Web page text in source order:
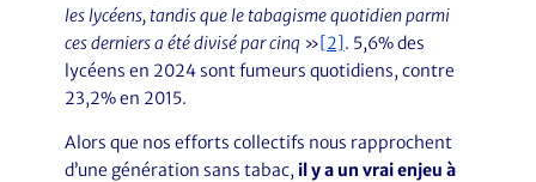
les lycéens, tandis que le tabagisme quotidien parmi
ces derniers a été divisé par cinq »[2]. 5,6% des
lycéens en 2024 sont fumeurs quotidiens, contre
23,2% en 2015.
Alors que nos efforts collectifs nous rapprochent
d’une génération sans tabac, il y a un vrai enjeu à